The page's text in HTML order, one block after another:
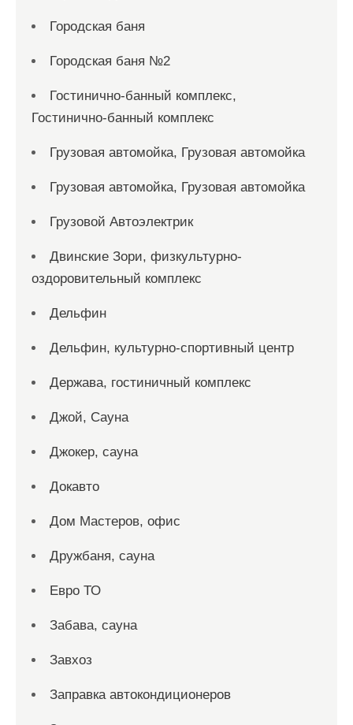
Городская баня
Городская баня №2
Гостинично-банный комплекс,
Гостинично-банный комплекс
Грузовая автомойка, Грузовая автомойка
Грузовая автомойка, Грузовая автомойка
Грузовой Автоэлектрик
Двинские Зори, физкультурно-
оздоровительный комплекс
Дельфин
Дельфин, культурно-спортивный центр
Держава, гостиничный комплекс
Джой, Сауна
Джокер, сауна
Докавто
Дом Мастеров, офис
Дружбаня, сауна
Евро ТО
Забава, сауна
Завхоз
Заправка автокондиционеров